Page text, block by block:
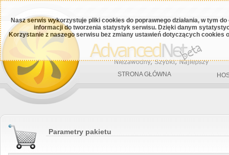
Nasz serwis wykorzystuje pliki cookies do poprawnego działania, w tym
informacji do tworzenia statystyk serwisu. Dzięki danym
Korzystanie z naszego serwisu bez zmiany ustawień dotyczących cookies
STRONA GŁÓWNA
Parametry pakietu